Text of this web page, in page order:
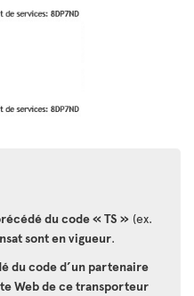
du code « TS » (ex.
sont en vigueur.
du code d’un partenaire
Web de ce transporteur